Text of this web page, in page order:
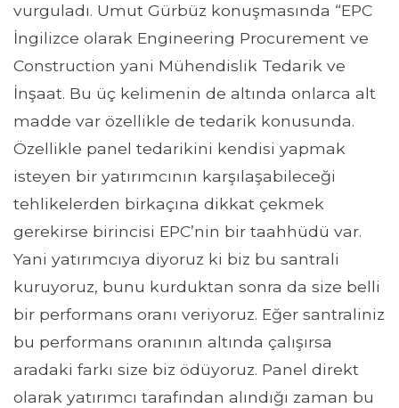
vurguladı. Umut Gürbüz konuşmasında “EPC
İngilizce olarak Engineering Procurement ve
Construction yani Mühendislik Tedarik ve
İnşaat. Bu üç kelimenin de altında onlarca alt
madde var özellikle de tedarik konusunda.
Özellikle panel tedarikini kendisi yapmak
isteyen bir yatırımcının karşılaşabileceği
tehlikelerden birkaçına dikkat çekmek
gerekirse birincisi EPC’nin bir taahhüdü var.
Yani yatırımcıya diyoruz ki biz bu santrali
kuruyoruz, bunu kurduktan sonra da size belli
bir performans oranı veriyoruz. Eğer santraliniz
bu performans oranının altında çalışırsa
aradaki farkı size biz ödüyoruz. Panel direkt
olarak yatırımcı tarafından alındığı zaman bu